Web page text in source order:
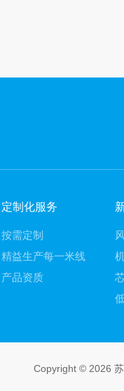
定制化服务
按需定制
精益生产每一米线
产品资质
Copyright © 2026